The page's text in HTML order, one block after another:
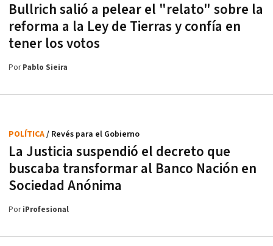
Bullrich salió a pelear el "relato" sobre la
reforma a la Ley de Tierras y confía en
tener los votos
PorPablo Sieira
La Justicia suspendió el decreto que
buscaba transformar al Banco Nación en
Sociedad Anónima
POLÍTICA/ Revés para el Gobierno
PoriProfesional